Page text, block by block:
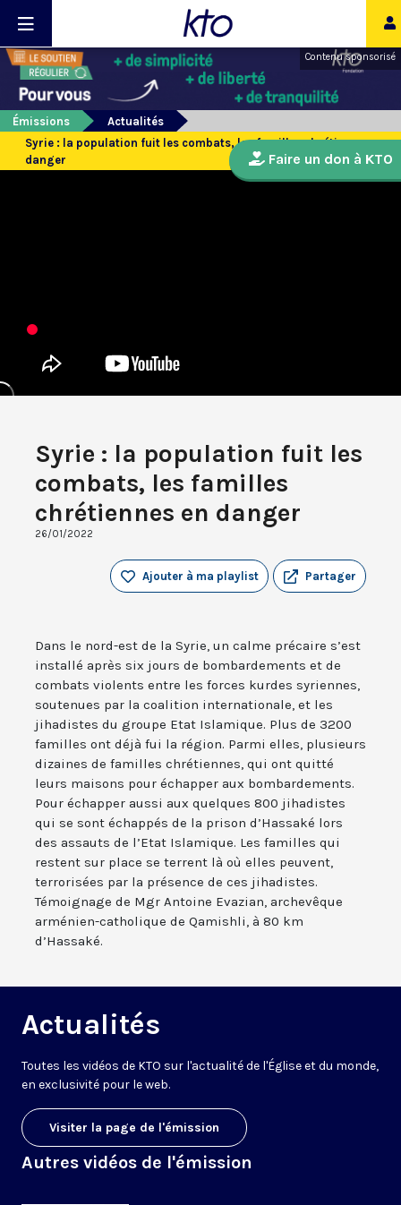
Contenu sponsorisé
Émissions
Actualités
Syrie : la population fuit les combats, les familles chrétiennes en
danger
Syrie : la population fuit les
combats, les familles
chrétiennes en danger
26/01/2022
Partager
Ajouter à ma playlist
Dans le nord-est de la Syrie, un calme précaire s’est
installé après six jours de bombardements et de
combats violents entre les forces kurdes syriennes,
soutenues par la coalition internationale, et les
jihadistes du groupe Etat Islamique. Plus de 3200
familles ont déjà fui la région. Parmi elles, plusieurs
dizaines de familles chrétiennes, qui ont quitté
leurs maisons pour échapper aux bombardements.
Pour échapper aussi aux quelques 800 jihadistes
qui se sont échappés de la prison d’Hassaké lors
des assauts de l’Etat Islamique. Les familles qui
restent sur place se terrent là où elles peuvent,
terrorisées par la présence de ces jihadistes.
Témoignage de Mgr Antoine Evazian, archevêque
arménien-catholique de Qamishli, à 80 km
d’Hassaké.
Actualités
Toutes les vidéos de KTO sur l'actualité de l'Église et du monde,
en exclusivité pour le web.
Visiter la page de l'émission
Autres vidéos de l'émission
Faire un don à KTO